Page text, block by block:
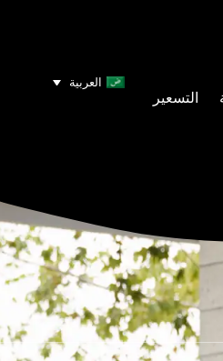
التسعير
العربية